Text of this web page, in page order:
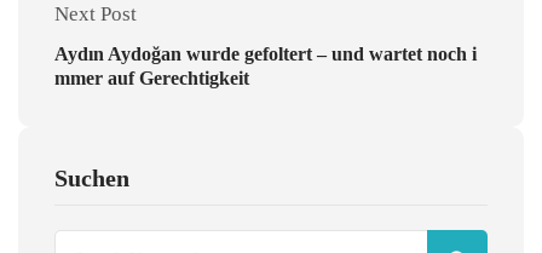
Next Post
Aydın Aydoğan wurde gefoltert – und wartet noch i
mmer auf Gerechtigkeit
Suchen